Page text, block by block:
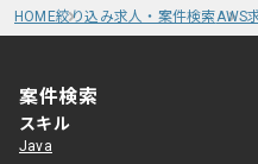
HOME絞り込み求人・案件検索AWS
案件検索
スキル
Java